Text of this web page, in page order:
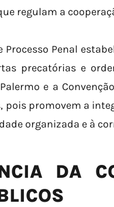
regulam a
Processo Penal
precatórias e
e a
pois promovem a
organizada e à
DA